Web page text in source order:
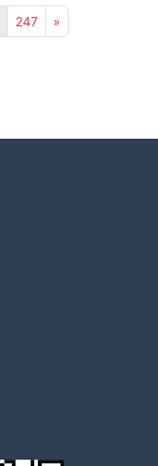
247 »